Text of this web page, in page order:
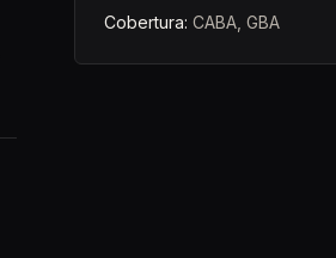
Cobertura: CABA, GBA